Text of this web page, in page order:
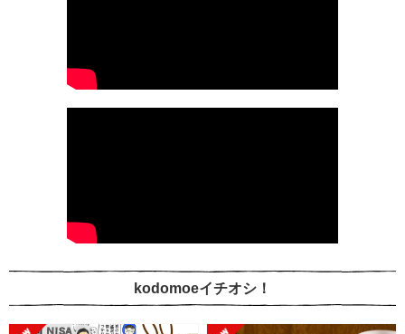
kodomoeイチオシ！